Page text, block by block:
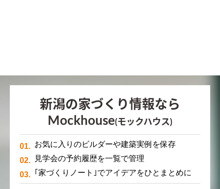
新潟の家づくり情報なら
Mockhouse(モックハウス)
お気に入りのビルダーや建築実例を保存
見学会の予約履歴を一覧で管理
｢家づくりノート｣でアイデアをひとまとめに